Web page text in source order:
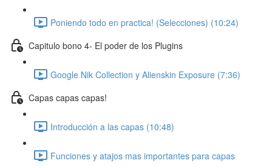
Poniendo todo en practica! (Selecciones) (10:24)
Capitulo bono 4- El poder de los Plugins
Google Nik Collection y Alienskin Exposure (7:36)
Capas capas capas!
Introducción a las capas (10:48)
Funciones y atajos mas importantes para capas